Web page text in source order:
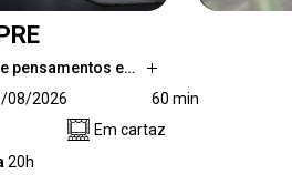
pensamentos e…
onde veio as
e dos mais de
mesclando moda,
08/2026
60 min
Em cartaz
20h